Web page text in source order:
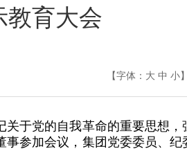
育大会
【字体： 大 中 小
于党的自我革命的重要思想，
参加会议，集团党委委员、纪